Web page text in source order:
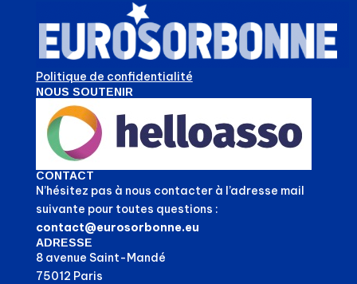
Politique de confidentialité
NOUS SOUTENIR
CONTACT
N’hésitez pas à nous contacter à l’adresse mail
suivante pour toutes questions :
contact@eurosorbonne.eu
ADRESSE
8 avenue Saint-Mandé
75012 Paris